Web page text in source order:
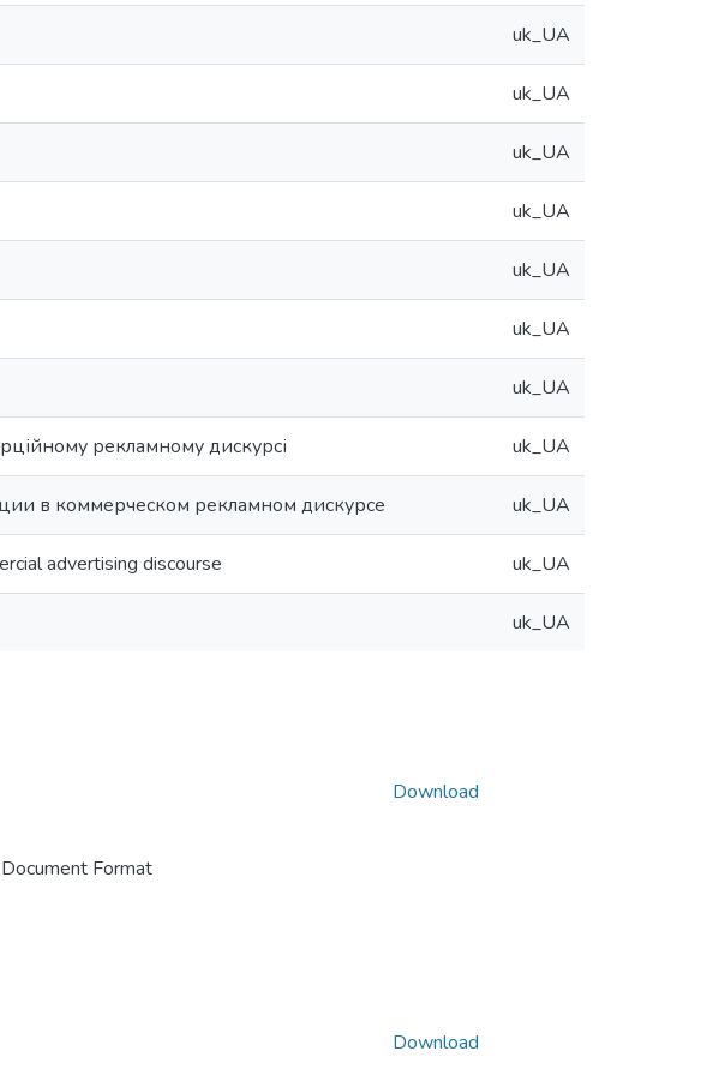
uk_UA
uk_UA
uk_UA
uk_UA
uk_UA
uk_UA
uk_UA
рекламному дискурсі uk_UA
в коммерческом рекламном дискурсе uk_UA
advertising discourse uk_UA
uk_UA
Format
Download
Download